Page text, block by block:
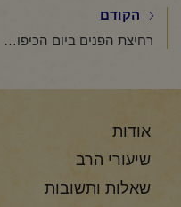
הקודם
רחיצת הפנים ביום הכיפורים
אודות
שיעורי הרב
שאלות ותשובות